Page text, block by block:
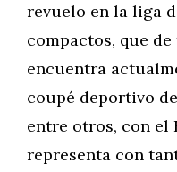
revuelo en la liga
compactos, que
encuentra
coupé deportivo
entre otros, con el
representa con